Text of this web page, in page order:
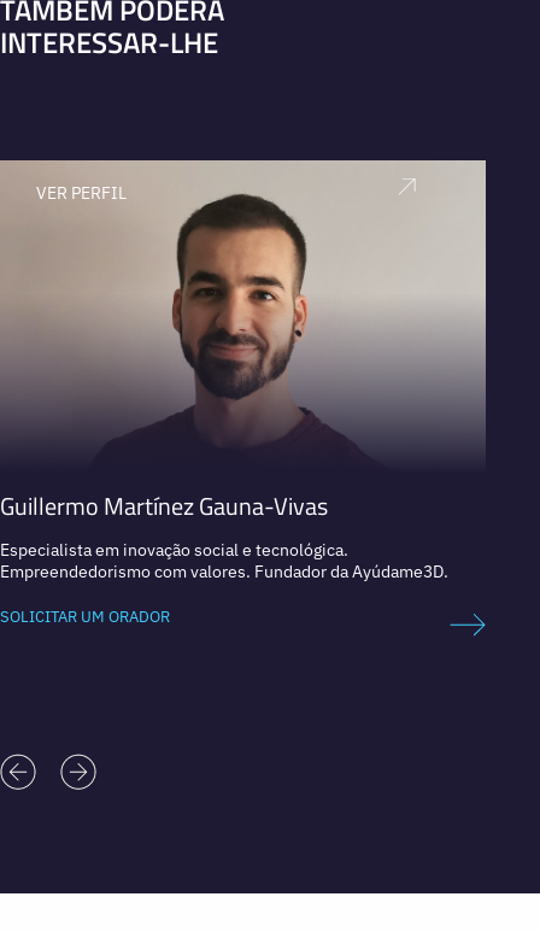
TAMBÉM PODERÁ
INTERESSAR-LHE
VER PERFIL
Guillermo Martínez Gauna-Vivas
Especialista em inovação social e tecnológica.
Empreendedorismo com valores. Fundador da Ayúdame3D.
SOLICITAR UM ORADOR